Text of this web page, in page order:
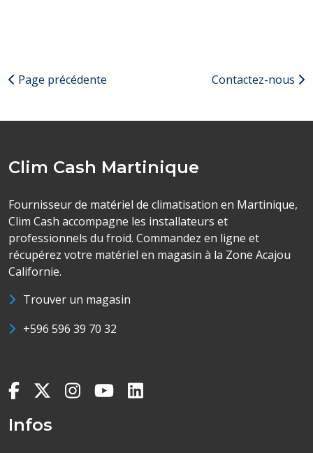
Page précédente Contactez-nous
Clim Cash Martinique
Fournisseur de matériel de climatisation en Martinique,
Clim Cash accompagne les installateurs et
professionnels du froid. Commandez en ligne et
récupérez votre matériel en magasin à la Zone Acajou
Californie.
Trouver un magasin
+596 596 39 70 32
Infos